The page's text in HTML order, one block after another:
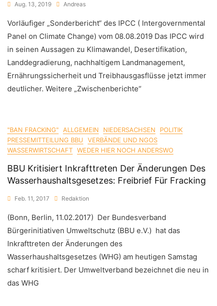
Aug. 13, 2019 Andreas
Vorläufiger „Sonderbericht“ des IPCC ( Intergovernmental
Panel on Climate Change) vom 08.08.2019 Das IPCC wird
in seinen Aussagen zu Klimawandel, Desertifikation,
Landdegradierung, nachhaltigem Landmanagement,
Ernährungssicherheit und Treibhausgasflüsse jetzt immer
deutlicher. Weitere „Zwischenberichte“
"BAN FRACKING" ALLGEMEIN NIEDERSACHSEN
POLITIK
PRESSEMITTEILUNG BBU
VERBÄNDE UND NGOS
WASSERWIRTSCHAFT WEDER HIER NOCH ANDERSWO
BBU Kritisiert Inkrafttreten Der Änderungen Des
Wasserhaushaltsgesetzes: Freibrief Für Fracking
Feb. 11, 2017 Redaktion
(Bonn, Berlin, 11.02.2017) Der Bundesverband
Bürgerinitiativen Umweltschutz (BBU e.V.) hat das
Inkrafttreten der Änderungen des
Wasserhaushaltsgesetzes (WHG) am heutigen Samstag
scharf kritisiert. Der Umweltverband bezeichnet die neu in
das WHG